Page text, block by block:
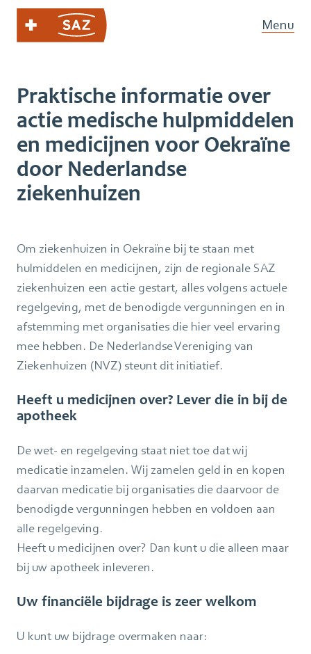
Menu
Praktische informatie over
actie medische hulpmiddelen
en medicijnen voor Oekraïne
door Nederlandse
ziekenhuizen
Om ziekenhuizen in Oekraïne bij te staan met
hulmiddelen en medicijnen, zijn de regionale SAZ
ziekenhuizen een actie gestart, alles volgens actuele
regelgeving, met de benodigde vergunningen en in
afstemming met organisaties die hier veel ervaring
mee hebben. De Nederlandse Vereniging van
Ziekenhuizen (NVZ) steunt dit initiatief.
Heeft u medicijnen over? Lever die in bij de
apotheek
De wet- en regelgeving staat niet toe dat wij
medicatie inzamelen. Wij zamelen geld in en kopen
daarvan medicatie bij organisaties die daarvoor de
benodigde vergunningen hebben en voldoen aan
alle regelgeving.
Heeft u medicijnen over? Dan kunt u die alleen maar
bij uw apotheek inleveren.
Uw financiële bijdrage is zeer welkom
U kunt uw bijdrage overmaken naar: